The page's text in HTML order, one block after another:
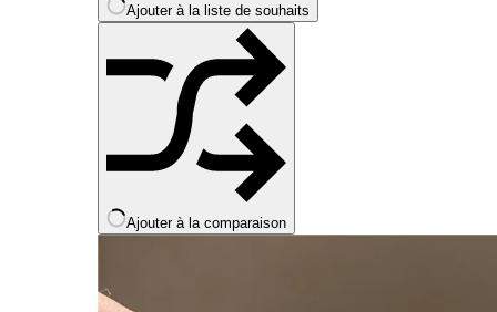
page
du
produit
Ajouter à la liste de souhaits
Ajouter à la comparaison